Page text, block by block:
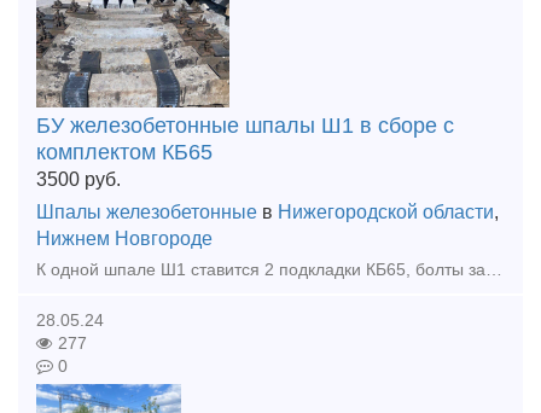
БУ железобетонные шпалы Ш1 в сборе с
комплектом КБ65
3500 руб.
Шпалы железобетонные в Нижегородской области,
Нижнем Новгороде
К одной шпале Ш1 ставится 2 подкладки КБ65, болты закладные, болты клеммные и прокладки к ним 328 и 143(74) (все Б/У) Есть возможность поставить с новыми прокладками, цена увеличится но зато понадежн
28.05.24
277
0